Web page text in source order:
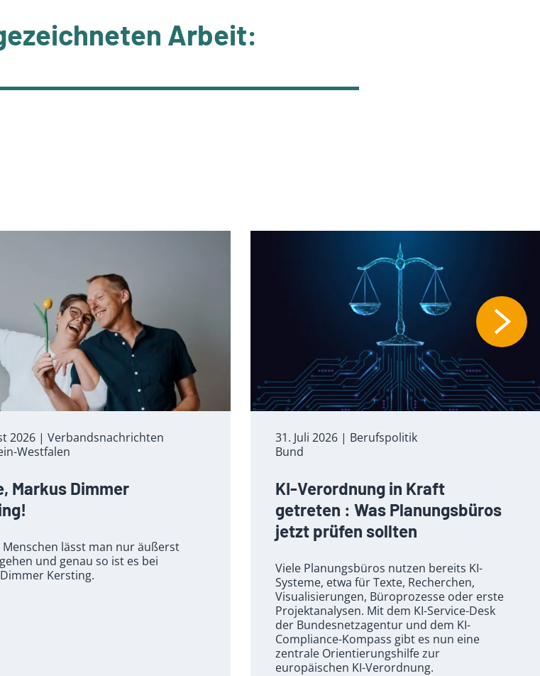
Arbeit:
2026 | Verbandsnachrichten
Westfalen
Markus Dimmer
Menschen lässt man nur äußerst
und genau so ist es bei
Kersting.
31. Juli 2026 | Berufspolitik
Bund
KI-Verordnung in Kraft
getreten : Was Planungsbüros
jetzt prüfen sollten
Viele Planungsbüros nutzen bereits KI-
Systeme, etwa für Texte, Recherchen,
Visualisierungen, Büroprozesse oder erste
Projektanalysen. Mit dem KI-Service-Desk
der Bundesnetzagentur und dem KI-
Compliance-Kompass gibt es nun eine
zentrale Orientierungshilfe zur
europäischen KI-Verordnung.